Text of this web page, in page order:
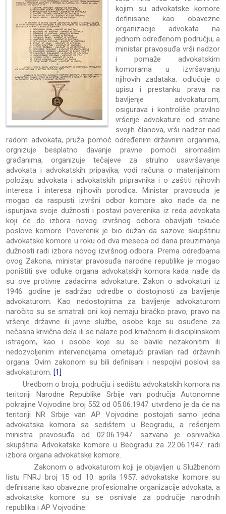
kojim su advokatske komore
definisane kao obavezne
organizacije advokata na
jednom određenom području, a
ministar pravosuđa vrši nadzor
i pomaže advokatskim
komorama u izvršavanju
njihovih zadataka: odlučuje o
upisu i prestanku prava na
bavljenje advokaturom,
osigurava i kontroliše pravilno
vršenje advokature od strane
svojih članova, vrši nadzor nad
radom advokata, pruža pomoć određenim državnim organima,
orgnizuje besplatno davanje pravne pomoći siromašim
građanima, organizuje tečajeve za strulno usavršavanje
advokata i advokatskih pripavika, vodi računa o materijalnom
položaju advokata i advokatskih pripravnika i o zaštiti njihovih
interesa i interesa njihovih porodica. Ministar pravosuđa je
mogao da raspusti izvršni odbor komore ako nađe da ne
ispunjava svoje dužnosti i postavi poverenika iz reda advokata
koji će do izbora novog izvršnog odbora obavljati tekuće
poslove komore. Poverenik je bio dužan da sazove skupštinu
advokatske komore u roku od dva meseca od dana preuzimanja
dužnosti radi izbora novog izvršnog odbora. Prema odredbama
ovog Zakona, ministar pravosuđa narodne republike je mogao
poništiti sve odluke organa advokatskih komora kada nađe da
su ove protivne zadacima advokature. Zakon o advokaturi iz
1946. godine je sadržao odredbe o dostojnosti za bavljenje
advokaturom. Kao nedostojnima za bavljenje advokaturom
naročito su se smatrali oni koji nemaju biračko pravo, pravo na
vršenje državne ili javne službe, osobe koje su osuđene za
nečasna krivična dela ili se nalaze pod krivičnom ili disciplinskom
istragom, kao i osobe koje su se bavile nezakonitim ili
nedozvoljenim intervencijama ometajući pravilan rad državnih
organa. Ovim zakonom su bili definisani i nespojivi poslovi sa
advokaturom. [1]
Uredbom o broju, području i sedištu advokatskih komora na
teritoriji Narodne Republike Srbije van područja Autonomne
pokrajine Vojvodine broj 552 od 05.06.1947. utvrđeno je da će na
teritoriji NR Srbije van AP Vojvodine postojati samo jedna
advokatska komora sa sedištem u Beogradu, a rešenjem
ministra pravosuđa od 02.06.1947. sazvana je osnivačka
skupština Advokatske komore u Beogradu za 22.06.1947. radi
izbora organa advokatske komore.
Zakonom o advokaturom koji je objavljen u Službenom
listu FNRJ broj 15 od 10. aprila 1957. advokatske komore su
definisane kao obavezne profesionalne organizacije advokata, a
advokatske komore su se osnivale za područje narodnih
republika i AP Vojvodine.